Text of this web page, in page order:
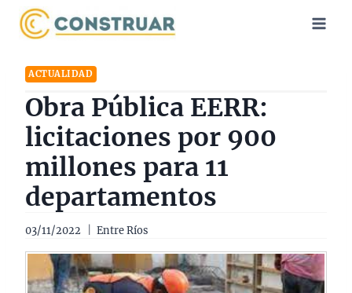
Saltar
ACTUALIDAD
Obra Pública EERR:
licitaciones por 900
millones para 11
departamentos
03/11/2022 Entre Ríos